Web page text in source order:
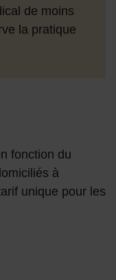
de moins
la pratique
fonction du
à
unique pour les